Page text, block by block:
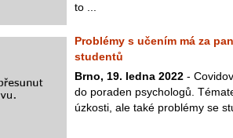
to ...
Problémy s učením má za
studentů
Brno, 19. ledna 2022 -
do poraden psychologů.
úzkosti, ale také problémy se